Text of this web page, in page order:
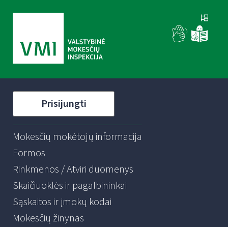
Prisijungti
Mokesčių mokėtojų informacija
Formos
Rinkmenos / Atviri duomenys
Skaičiuoklės ir pagalbininkai
Sąskaitos ir įmokų kodai
Mokesčių žinynas